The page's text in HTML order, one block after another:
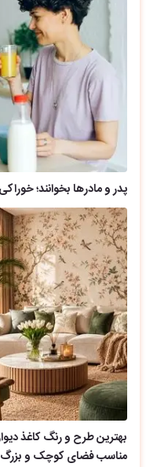
پدر و مادرها بخوانند؛
بهترین طرح و رنگ کاغذ
مناسب فضای کوچک و بزرگ